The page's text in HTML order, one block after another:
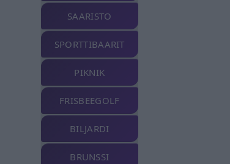
SAARISTO
SPORTTIBAARIT
PIKNIK
FRISBEEGOLF
BILJARDI
BRUNSSI